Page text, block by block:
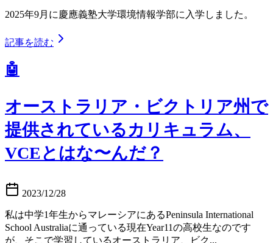
2025年9月に慶應義塾大学環境情報学部に入学しました。
記事を読む
🤖
オーストラリア・ビクトリア州で
提供されているカリキュラム、
VCEとはな〜んだ？
2023/12/28
私は中学1年生からマレーシアにあるPeninsula International
School Australiaに通っている現在Year11の高校生なのです
が、そこで学習しているオーストラリア、ビク...